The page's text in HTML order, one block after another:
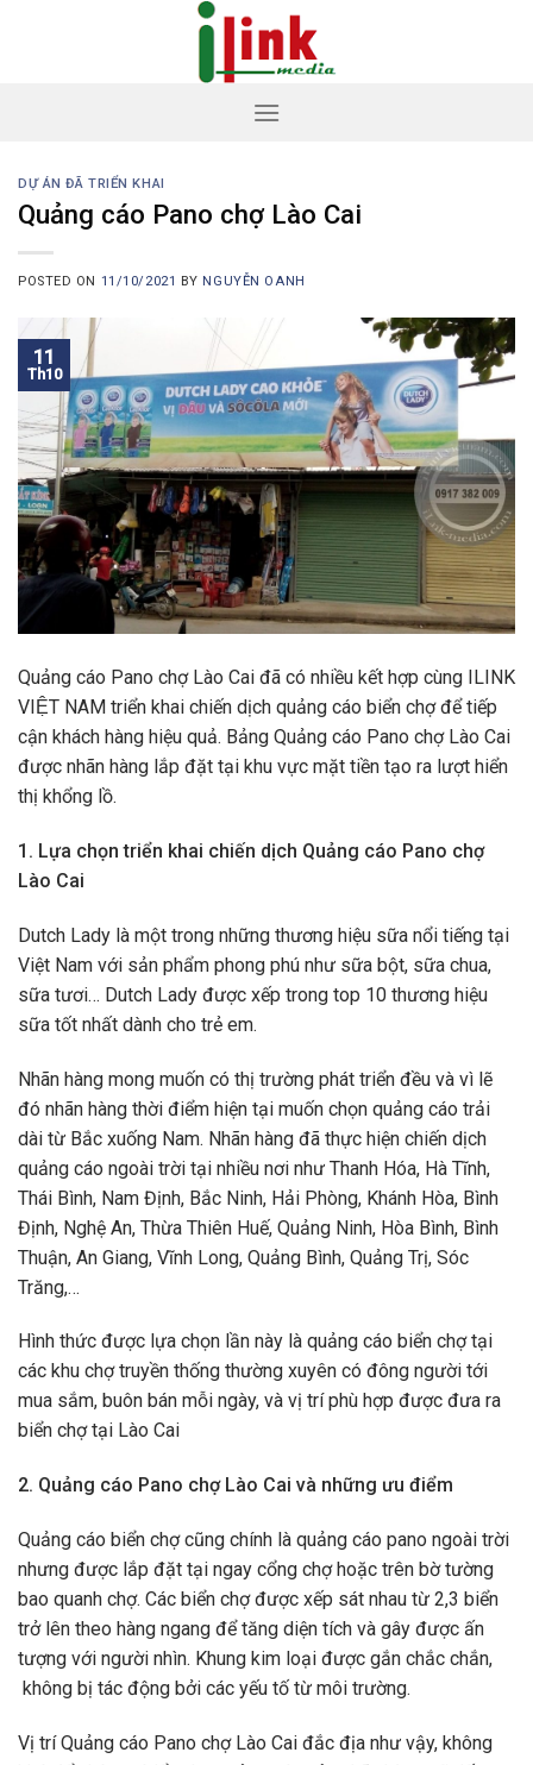
DỰ ÁN ĐÃ TRIỂN KHAI
Quảng cáo Pano chợ Lào Cai
POSTED ON 11/10/2021 BY NGUYỄN OANH
11
Th10
Quảng cáo Pano chợ Lào Cai đã có nhiều kết hợp cùng ILINK
VIỆT NAM triển khai chiến dịch quảng cáo biển chợ để tiếp
cận khách hàng hiệu quả. Bảng Quảng cáo Pano chợ Lào Cai
được nhãn hàng lắp đặt tại khu vực mặt tiền tạo ra lượt hiển
thị khổng lồ.
1. Lựa chọn triển khai chiến dịch Quảng cáo Pano chợ
Lào Cai
Dutch Lady là một trong những thương hiệu sữa nổi tiếng tại
Việt Nam với sản phẩm phong phú như sữa bột, sữa chua,
sữa tươi… Dutch Lady được xếp trong top 10 thương hiệu
sữa tốt nhất dành cho trẻ em.
Nhãn hàng mong muốn có thị trường phát triển đều và vì lẽ
đó nhãn hàng thời điểm hiện tại muốn chọn quảng cáo trải
dài từ Bắc xuống Nam. Nhãn hàng đã thực hiện chiến dịch
quảng cáo ngoài trời tại nhiều nơi như Thanh Hóa, Hà Tĩnh,
Thái Bình, Nam Định, Bắc Ninh, Hải Phòng, Khánh Hòa, Bình
Định, Nghệ An, Thừa Thiên Huế, Quảng Ninh, Hòa Bình, Bình
Thuận, An Giang, Vĩnh Long, Quảng Bình, Quảng Trị, Sóc
Trăng,…
Hình thức được lựa chọn lần này là quảng cáo biển chợ tại
các khu chợ truyền thống thường xuyên có đông người tới
mua sắm, buôn bán mỗi ngày, và vị trí phù hợp được đưa ra
biển chợ tại Lào Cai
2. Quảng cáo Pano chợ Lào Cai và những ưu điểm
Quảng cáo biển chợ cũng chính là quảng cáo pano ngoài trời
nhưng được lắp đặt tại ngay cổng chợ hoặc trên bờ tường
bao quanh chợ. Các biển chợ được xếp sát nhau từ 2,3 biển
trở lên theo hàng ngang để tăng diện tích và gây được ấn
tượng với người nhìn. Khung kim loại được gắn chắc chắn,
không bị tác động bởi các yếu tố từ môi trường.
Vị trí Quảng cáo Pano chợ Lào Cai đắc địa như vậy, không